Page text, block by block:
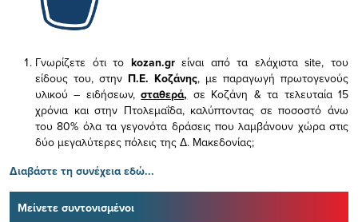
Γνωρίζετε ότι το kozan.gr είναι από τα ελάχισταsite, του
είδους του, στην Π.Ε. Κοζάνης, με παραγωγή πρωτογενούς
υλικού – ειδήσεων,σταθερά, σε Κοζάνη & τα τελευταία 15
χρόνια και στην Πτολεμαΐδα, καλύπτοντας σε ποσοστό άνω
του 80% όλα τα γεγονότα δράσεις που λαμβάνουν χώρα στις
δύο μεγαλύτερες πόλεις της Δ. Μακεδονίας;
Διαβάστε τη συνέχεια εδώ...
Μείνετε συντονισμένοι